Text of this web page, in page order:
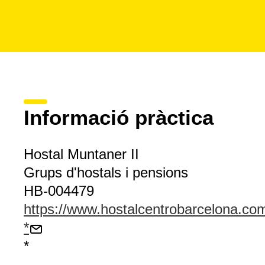
Informació pràctica
Hostal Muntaner II
Grups d'hostals i pensions
HB-004479
https://
*
*